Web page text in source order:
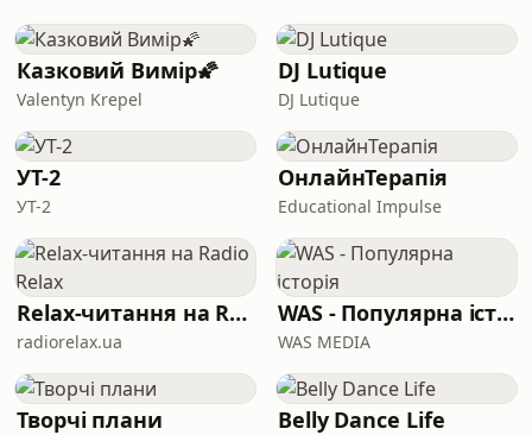
покупок? І який головний урок я
винесла після трьох днів
Казковий Вимір🌠
Valentyn Krepel
DJ Lutique
DJ Lutique
УТ-2
УТ-2
ОнлайнТерапія
Educational Impulse
Relax-читання на Radio Relax
radiorelax.ua
WAS - Популярна історія
WAS MEDIA
Творчі плани Belly Dance Life